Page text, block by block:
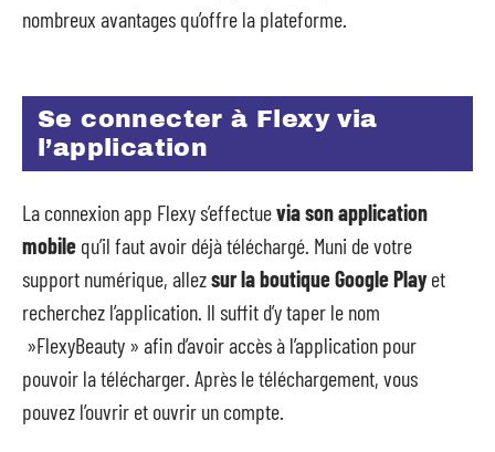
nombreux avantages qu’offre la plateforme.
Se connecter à Flexy via
l’application
La connexion app Flexy s’effectuevia son application
mobile qu’il faut avoir déjà téléchargé. Muni de votre
support numérique, allezsur la boutique GooglePlayet
recherchez l’application. Il suffit d’y taper le nom
»FlexyBeauty » afin d’avoir accès à l’application pour
pouvoir la télécharger. Après le téléchargement, vous
pouvez l’ouvrir et ouvrir un compte.